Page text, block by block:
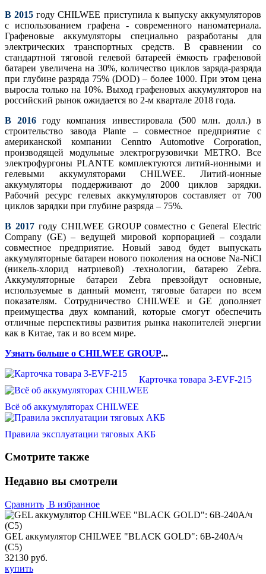
В 2015 году CHILWEE приступила к выпуску аккумуляторов
с использованием графена - современного наноматериала.
Графеновые аккумуляторы специально разработаны для
электрических транспортных средств. В сравнении со
стандартной тяговой гелевой батареей ёмкость графеновой
батареи увеличена на 30%, количество циклов заряда-разряда
при глубине разряда 75% (DOD) – более 1000. При этом цeна
выросла только на 10%. Выход графеновых аккумуляторов на
российский рынок ожидается во 2-м квартале 2018 года.
В 2016году компания инвестировала (500 млн. долл.) в
строительство завода Plante – совместное предприятие с
американской компании Cenntro Automotive Corporation,
производящей модульные электрогрузовички METRO. Все
электрофургоны PLANTE комплектуются литий-ионными и
гелевыми аккумуляторами CHILWEE. Литий-ионные
аккумуляторы поддерживают до 2000 циклов зарядки.
Рабочий ресурс гелевых аккумуляторов составляет от 700
циклов зарядки при глубине разряда – 75%.
В 2017 году CHILWEE GROUP совместно с General Electric
Company (GE) – ведущей мировой корпорацией – создали
совместное предприятие. Новый завод будет выпускать
аккумуляторные батареи нового поколения на основе Na-NiCl
(никель-хлорид натриевой) -технологии, батарею Zebra.
Аккумуляторные батареи Zebra превзойдут основные,
используемые в данный момент, тяговые батареи по всем
показателям. Сотрудничество CHILWEE и GE дополняет
преимущества двух компаний, которые смогут обеспечить
отличные перспективы развития рынка накопителей энергии
как в Китае, так и во всем мире.
Узнать больше о CHILWEE GROUP...
Карточка товара 3-EVF-215
Всё об аккумуляторах CHILWEE
Правила эксплуатации тяговых АКБ
Смотрите также
Недавно вы смотрели
Сравнить В избранное
GEL аккумулятор CHILWEE "BLACK GOLD": 6В-240А/ч
(С5)
32130 руб.
купить